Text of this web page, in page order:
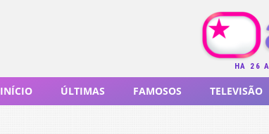
HÁ 26
INÍCIO ÚLTIMAS FAMOSOS TELEVISÃO